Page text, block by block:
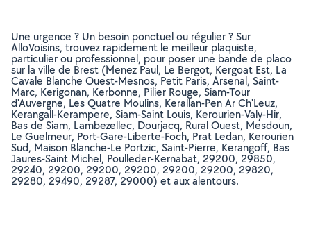
Une urgence ? Un besoin ponctuel ou régulier ? Sur
AlloVoisins, trouvez rapidement le meilleur plaquiste,
particulier ou professionnel, pour poser une bande de placo
sur la ville de Brest (Menez Paul, Le Bergot, Kergoat Est, La
Cavale Blanche Ouest-Mesnos, Petit Paris, Arsenal, Saint-
Marc, Kerigonan, Kerbonne, Pilier Rouge, Siam-Tour
d'Auvergne, Les Quatre Moulins, Kerallan-Pen Ar Ch'Leuz,
Kerangall-Kerampere, Siam-Saint Louis, Kerourien-Valy-Hir,
Bas de Siam, Lambezellec, Dourjacq, Rural Ouest, Mesdoun,
Le Guelmeur, Port-Gare-Liberte-Foch, Prat Ledan, Kerourien
Sud, Maison Blanche-Le Portzic, Saint-Pierre, Kerangoff, Bas
Jaures-Saint Michel, Poulleder-Kernabat, 29200, 29850,
29240, 29200, 29200, 29200, 29200, 29200, 29820,
29280, 29490, 29287, 29000) et aux alentours.